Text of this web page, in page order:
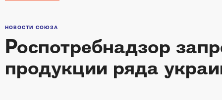
НОВОСТИ СОЮЗА
Роспотребнадзор
продукции ряда